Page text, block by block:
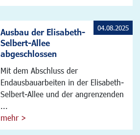
Ausbau der Elisabeth-
Selbert-Allee
abgeschlossen
Mit dem Abschluss der
Endausbauarbeiten in der Elisabeth-
Selbert-Allee und der angrenzenden
...
mehr >
04.08.2025